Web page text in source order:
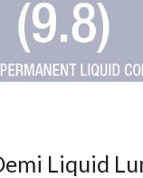
Liquid